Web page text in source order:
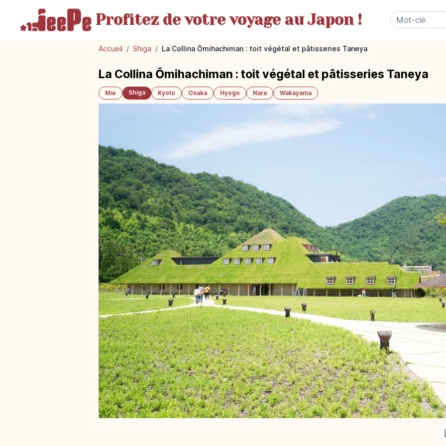
Profitez de votrevoyage au Japon !
Accueil / Shiga / La Collina Ōmihachiman : toit végétal et pâtisseries Taneya
La Collina Ōmihachiman : toit végétal et pâtisseries Taneya
Mie Shiga Kyoto Osaka Hyogo Nara Wakayama